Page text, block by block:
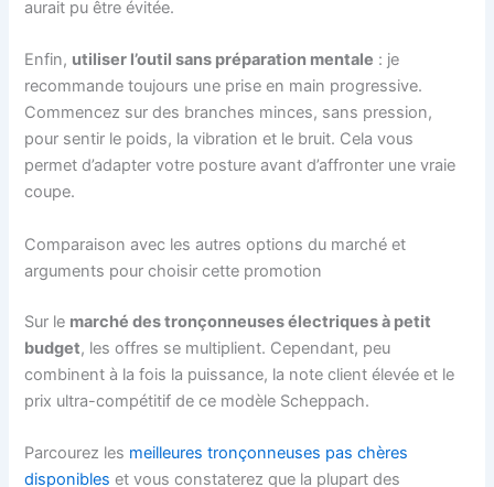
aurait pu être évitée.
Enfin, utiliser l’outil sans préparation mentale : je
recommande toujours une prise en main progressive.
Commencez sur des branches minces, sans pression,
pour sentir le poids, la vibration et le bruit. Cela vous
permet d’adapter votre posture avant d’affronter une vraie
coupe.
Comparaison avec les autres options du marché et
arguments pour choisir cette promotion
Sur le marché des tronçonneuses électriques à petit
budget, les offres se multiplient. Cependant, peu
combinent à la fois la puissance, la note client élevée et le
prix ultra-compétitif de ce modèle Scheppach.
Parcourez les meilleures tronçonneuses pas chères
disponibles et vous constaterez que la plupart des